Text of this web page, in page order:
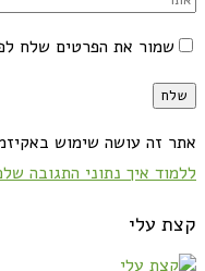
שמור את הפרטים שלח
אתר זה עושה שימוש
ללמוד איך נתוני התגובה
קצת עלי